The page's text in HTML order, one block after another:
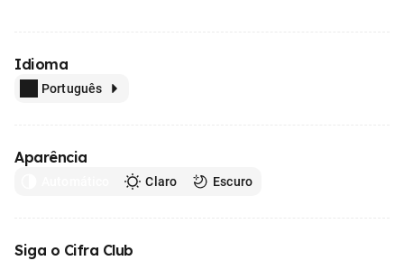
Idioma
Português
Aparência
Claro Escuro
Siga o Cifra Club